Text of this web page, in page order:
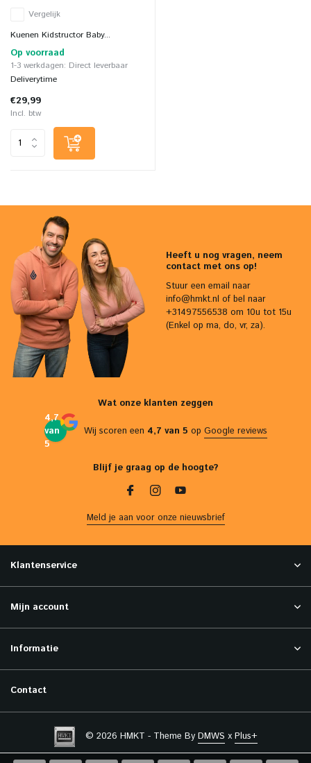
Vergelijk
Kuenen Kidstructor Baby...
Op voorraad
1-3 werkdagen: Direct leverbaar
Deliverytime
€29,99
Incl. btw
Heeft u nog vragen, neem
contact met ons op!
Stuur een email naar
info@hmkt.nl of bel naar
+31497556538 om 10u tot 15u
(Enkel op ma, do, vr, za).
Wat onze klanten zeggen
4,7
van
5
Wij scoren een 4,7 van 5 op Google reviews
Blijf je graag op de hoogte?
Meld je aan voor onze nieuwsbrief
Klantenservice
Mijn account
Informatie
Contact
© 2026 HMKT - Theme By DMWS x Plus+